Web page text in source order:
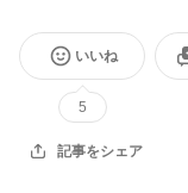
いいね
5
記事をシェア